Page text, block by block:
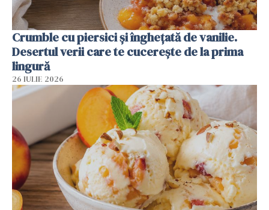
Crumble cu piersici și înghețată de vanilie.
Desertul verii care te cucerește de la prima
lingură
26 IULIE 2026